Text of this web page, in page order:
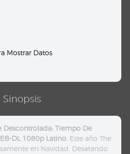
Mostrar Datos
Sinopsis
Descontrolada: Tiempo De
DL 1080p Latino. Este año The
en Navidad. Desatando